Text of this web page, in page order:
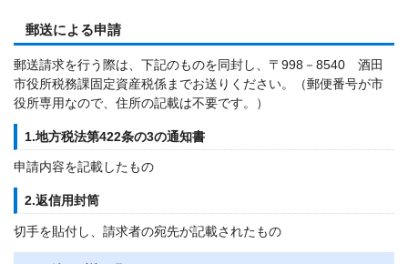
郵送による申請
郵送請求を行う際は、下記のものを同封し、〒998－8540 酒田
市役所税務課固定資産税係までお送りください。（郵便番号が市
役所専用なので、住所の記載は不要です。）
1.地方税法第422条の3の通知書
申請内容を記載したもの
2.返信用封筒
切手を貼付し、請求者の宛先が記載されたもの